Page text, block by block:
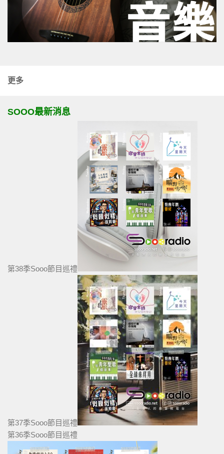
更多
SOOO最新消息
第38季Sooo節目巡禮
第37季Sooo節目巡禮
第36季Sooo節目巡禮